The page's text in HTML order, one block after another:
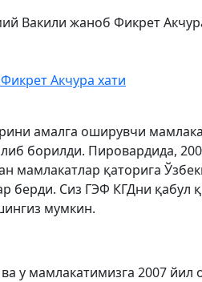
Вакили жаноб Фикрет
Акчура хати
амалга оширувчи
борилди. Пировардида,
мамлакатлар қаторига
берди. Сиз ГЭФ КГДни қабул
мумкин.
у мамлакатимизга 2007